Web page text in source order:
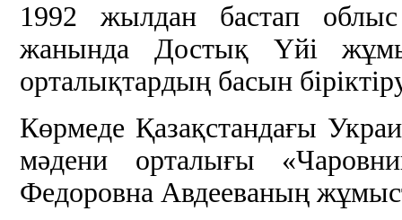
1992 жылдан бастап
жанында Достық Үйі
орталықтардың басын
Көрмеде Қазақстандағы
мәдени орталығы
Федоровна Авдееваның